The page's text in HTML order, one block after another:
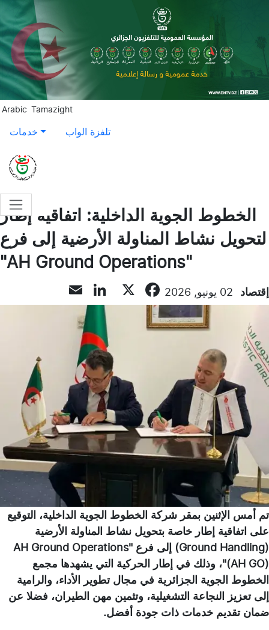
Aller au contenu principal
Arabic Tamazight
خدمات تلفزة الواب
الخطوط الجوية الداخلية: اتفاقية إطار
لتحويل نشاط المناولة الأرضية إلى فرع
"AH Ground Operations"
إقتصاد 02 يونيو, 2026 Facebook
LinkedIn
تم أمس الإثنين بمقر شركة الخطوط الجوية الداخلية، التوقيع
على اتفاقية إطار خاصة بتحويل نشاط المناولة الأرضية
(Ground Handling) إلى فرع AH Ground Operations"
(AH GO)"، وذلك في إطار الحركية التي يشهدها مجمع
الخطوط الجوية الجزائرية في مجال تطوير الأداء، والرامية
إلى تعزيز النجاعة التشغيلية، وتثمين مهن الطيران، فضلا عن
ضمان تقديم خدمات ذات جودة أفضل.